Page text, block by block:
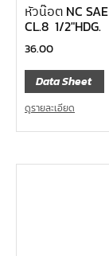
หัวน๊อต NC
CL.8 1/2″HDG.
36.00
Data Sheet
ดูรายละเอียด